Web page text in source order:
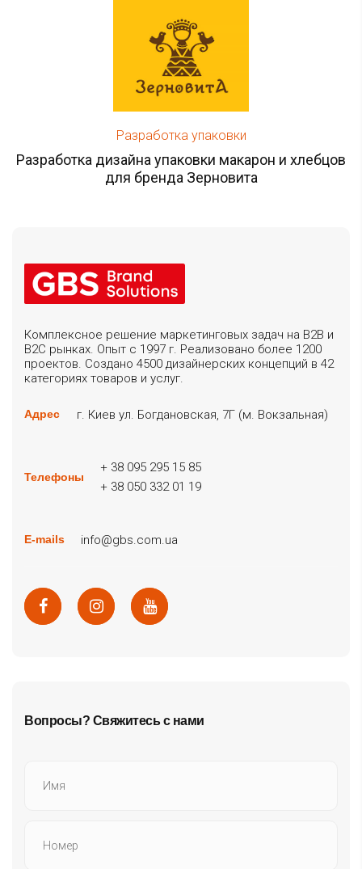
Разработка упаковки
Разработка дизайна упаковки макарон и хлебцов
для бренда Зерновита
Комплексное решение маркетинговых задач на B2B и
B2C рынках. Опыт с 1997 г. Реализовано более 1200
проектов. Создано 4500 дизайнерских концепций в 42
категориях товаров и услуг.
Адрес г. Киев ул. Богдановская, 7Г (м. Вокзальная)
Телефоны
+ 38 095 295 15 85
+ 38 050 332 01 19
E-mails info@gbs.com.ua
Вопросы? Свяжитесь с нами